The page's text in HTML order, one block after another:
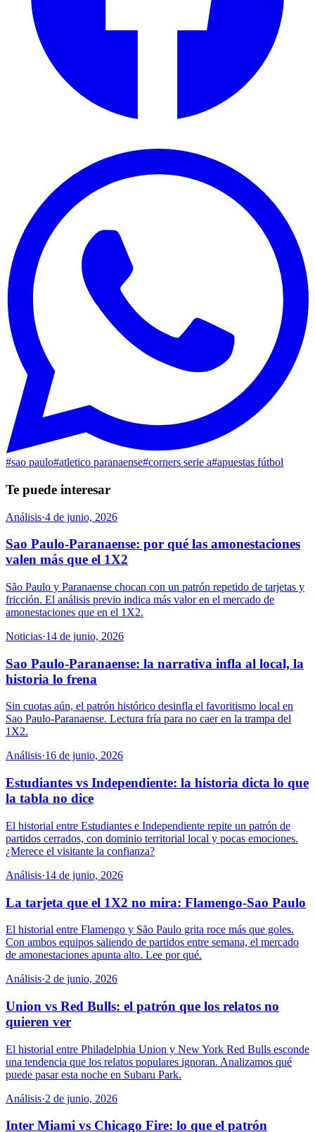
#sao paulo#atletico paranaense#corners serie a#apuestas fútbol
Te puede interesar
Análisis·4 de junio, 2026
Sao Paulo-Paranaense: por qué las amonestaciones
valen más que el 1X2
São Paulo y Paranaense chocan con un patrón repetido de tarjetas y
fricción. El análisis previo indica más valor en el mercado de
amonestaciones que en el 1X2.
Noticias·14 de junio, 2026
Sao Paulo-Paranaense: la narrativa infla al local, la
historia lo frena
Sin cuotas aún, el patrón histórico desinfla el favoritismo local en
Sao Paulo-Paranaense. Lectura fría para no caer en la trampa del
1X2.
Análisis·16 de junio, 2026
Estudiantes vs Independiente: la historia dicta lo que
la tabla no dice
El historial entre Estudiantes e Independiente repite un patrón de
partidos cerrados, con dominio territorial local y pocas emociones.
¿Merece el visitante la confianza?
Análisis·14 de junio, 2026
La tarjeta que el 1X2 no mira: Flamengo-Sao Paulo
El historial entre Flamengo y São Paulo grita roce más que goles.
Con ambos equipos saliendo de partidos entre semana, el mercado
de amonestaciones apunta alto. Lee por qué.
Análisis·2 de junio, 2026
Union vs Red Bulls: el patrón que los relatos no
quieren ver
El historial entre Philadelphia Union y New York Red Bulls esconde
una tendencia que los relatos populares ignoran. Analizamos qué
puede pasar esta noche en Subaru Park.
Análisis·2 de junio, 2026
Inter Miami vs Chicago Fire: lo que el patrón